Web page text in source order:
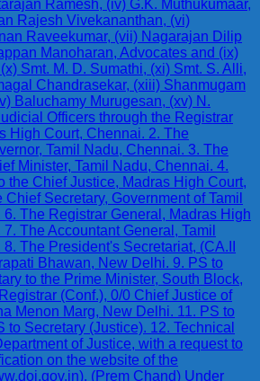
Ramesh, (iv) G.K. Muthukumaar,
Rajesh Vivekananthan, (vi)
Raveekumar, (vii) Nagarajan Dilip
Manoharan, Advocates and (ix)
Smt. M. D. Sumathi, (xi) Smt. S. Alli,
Chandrasekar, (xiii) Shanmugam
Baluchamy Murugesan, (xv) N.
Officers through the Registrar
High Court, Chennai. 2. The
Tamil Nadu, Chennai. 3. The
Minister, Tamil Nadu, Chennai. 4.
the Chief Justice, Madras High Court,
Secretary, Government of Tamil
6. The Registrar General, Madras High
The Accountant General, Tamil
The President's Secretariat, (CA.II
Bhawan, New Delhi. 9. PS to
to the Prime Minister, South Block,
(Conf.), 0/0 Chief Justice of
Menon Marg, New Delhi. 11. PS to
to Secretary (Justice). 12. Technical
of Justice, with a request to
on the website of the
(Prem Chand) Under